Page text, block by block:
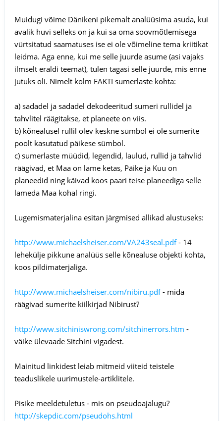
Muidugi võime Dänikeni pikemalt analüüsima asuda, kui
avalik huvi selleks on ja kui sa oma soovmõtlemisega
vürtsitatud saamatuses ise ei ole võimeline tema kriitikat
leidma. Aga enne, kui me selle juurde asume (asi vajaks
ilmselt eraldi teemat), tulen tagasi selle juurde, mis enne
jutuks oli. Nimelt kolm FAKTI sumerlaste kohta:
a) sadadel ja sadadel dekodeeritud sumeri rullidel ja
tahvlitel räägitakse, et planeete on viis.
b) kõnealusel rullil olev keskne sümbol ei ole sumerite
poolt kasutatud päikese sümbol.
c) sumerlaste müüdid, legendid, laulud, rullid ja tahvlid
räägivad, et Maa on lame ketas, Päike ja Kuu on
planeedid ning käivad koos paari teise planeediga selle
lameda Maa kohal ringi.
Lugemismaterjalina esitan järgmised allikad alustuseks:
http://www.michaelsheiser.com/VA243seal.pdf- 14
lehekülje pikkune analüüs selle kõnealuse objekti kohta,
koos pildimaterjaliga.
http://www.michaelsheiser.com/nibiru.pdf- mida
räägivad sumerite kiilkirjad Nibirust?
http://www.sitchiniswrong.com/sitchinerrors.htm -
väike ülevaade Sitchini vigadest.
Mainitud linkidest leiab mitmeid viiteid teistele
teaduslikele uurimustele-artiklitele.
Pisike meeldetuletus - mis on pseudoajalugu?
http://skepdic.com/pseudohs.html